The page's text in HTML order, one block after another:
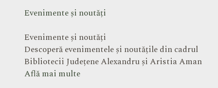
Evenimente și noutăți
Evenimente și noutăți
Descoperă evenimentele și noutățile din cadrul
Bibliotecii Județene Alexandru și Aristia Aman
Află mai multe